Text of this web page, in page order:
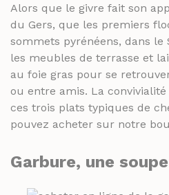
MOINS DE 20€
ENTRE 20€ ET 50€
PLUS DE 50€
À commander et retirer en boutique
LA CAVE
FROMAGERIE
À commander et retirer en boutique
LA CAVE
APÉRITIFS
ARMAGNACS
Alors que le givre fait son
du Gers, que les premiers
sommets pyrénéens, dans le
les meubles de terrasse et
au foie gras pour se
ou entre amis. La
ces trois plats typiques de
pouvez acheter sur notre
Garbure, une